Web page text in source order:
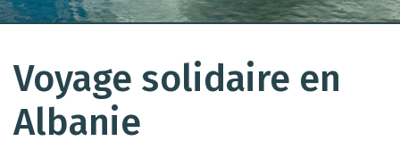
Voyage solidaire en
Albanie